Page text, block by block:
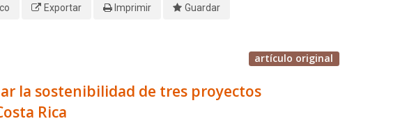
Exportar Imprimir Guardar
artículo original
la sostenibilidad de tres proyectos
Rica